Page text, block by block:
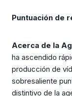
Puntuación de
Acerca de la
ha ascendido
producción de
sobresaliente
distintivo de la